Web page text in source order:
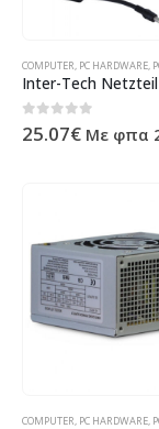
COMPUTER, PC HARDWARE,
0out of 5
25.07€ Με φπα
COMPUTER, PC HARDWARE,